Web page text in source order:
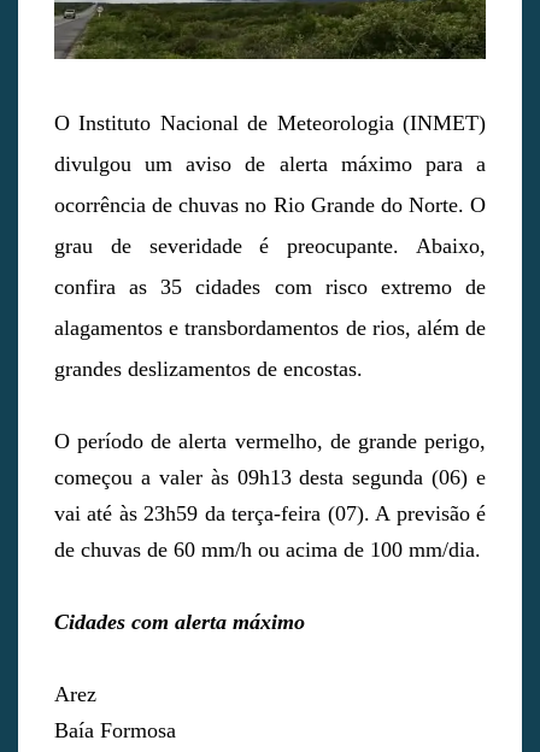
O Instituto Nacional de Meteorologia (INMET)
divulgou um aviso de alerta máximo para a
ocorrência de chuvas no Rio Grande do Norte. O
grau de severidade é preocupante. Abaixo,
confira as 35 cidades com risco extremo de
alagamentos e transbordamentos de rios, além de
grandes deslizamentos de encostas.
O período de alerta vermelho, de grande perigo,
começou a valer às 09h13 desta segunda (06) e
vai até às 23h59 da terça-feira (07). A previsão é
de chuvas de 60 mm/h ou acima de 100 mm/dia.
Cidades com alerta máximo
Arez
Baía Formosa